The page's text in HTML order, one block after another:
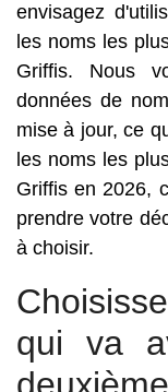
envisagez
les noms les
Griffis. Nous
données de
mise à jour, ce
les noms les
Griffis en 2026,
prendre votre
à choisir.
qui va